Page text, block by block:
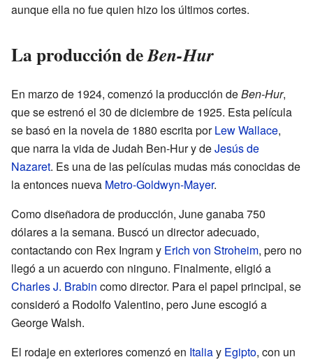
aunque ella no fue quien hizo los últimos cortes.
La producción deBen-Hur
En marzo de 1924, comenzó la producción deBen-Hur,
que se estrenó el 30 de diciembre de 1925. Esta película
se basó en la novela de 1880 escrita porLew Wallace,
que narra la vida de Judah Ben-Hur y deJesús de
Nazaret. Es una de las películas mudas más conocidas de
la entonces nueva Metro-Goldwyn-Mayer.
Como diseñadora de producción, June ganaba 750
dólares a la semana. Buscó un director adecuado,
contactando con Rex Ingram y Erich von Stroheim, pero no
llegó a un acuerdo con ninguno. Finalmente, eligió a
Charles J. Brabin como director. Para el papel principal, se
consideró a Rodolfo Valentino, pero June escogió a
George Walsh.
El rodaje en exteriores comenzó en Italiay Egipto, con un